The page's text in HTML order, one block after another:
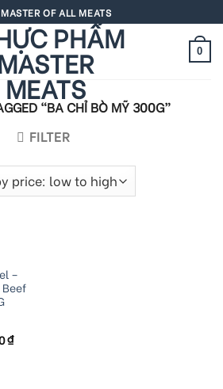
OF ALL MEATS
0
“BA CHỈ BÒ MỸ 300G”
FILTER
–
₫